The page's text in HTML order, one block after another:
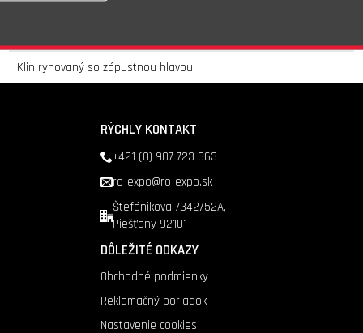
Klin ryhovaný so zápustnou hlavou
RÝCHLY KONTAKT
+421 (0) 907 723 663
ro-expo@ro-expo.sk
Štefánikova 7342/52A,
Piešťany 92101
DÔLEŽITÉ ODKAZY
Obchodné podmienky
Reklamačný poriadok
Nastavenie cookies